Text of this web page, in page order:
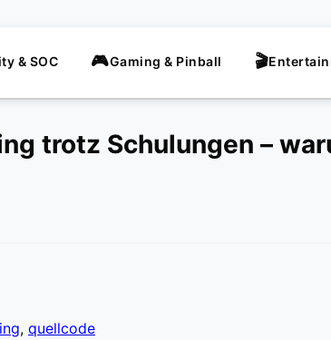
& SOC Gaming & Pinball
trotz Schulungen –
, quellcode